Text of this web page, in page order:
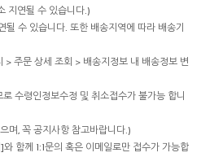
지연될 수 있습니다.)
수 있습니다. 또한 배송지역에 따라 배송기
주문 상세 조회 > 배송지정보 내 배송정보 변
수령인정보수정 및 취소접수가 불가능 합니
며, 꼭 공지사항 참고바랍니다.)
함께 1:1문의 혹은 이메일로만 접수가 가능합